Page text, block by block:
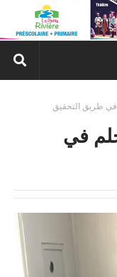
طريق التحقيق
في